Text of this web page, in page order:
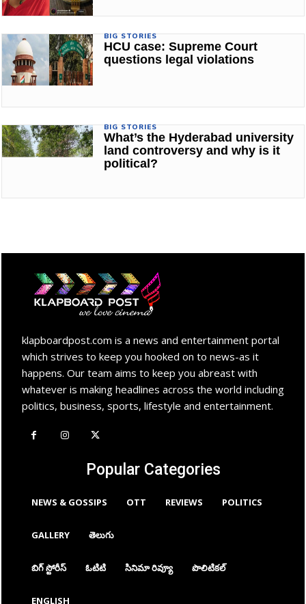
BIG STORIES
HCU case: Supreme Court
questions legal violations
BIG STORIES
What’s the Hyderabad university
land controversy and why is it
political?
klapboardpost.com is a news and entertainment portal
which strives to keep you hooked on to news-as it
happens. Our team aims to keep you abreast with
whatever is making headlines across the world including
politics, business, sports, lifestyle and entertainment.
Popular Categories
NEWS & GOSSIPS OTT REVIEWS POLITICS
GALLERY తెలుగు
బిగ్ స్టోరీస్ ఓటిటి సినిమా రివ్యూ పొలిటికల్
ENGLISH